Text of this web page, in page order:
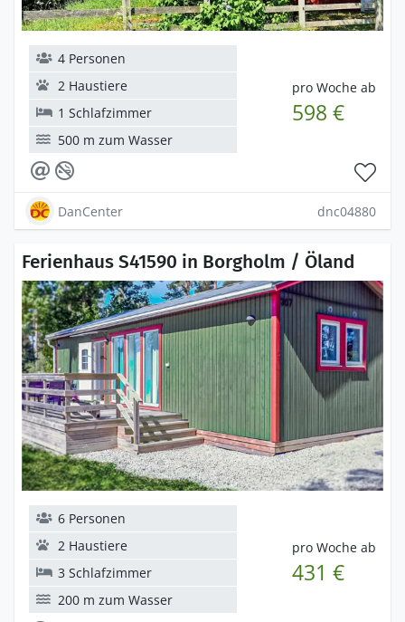
pro Woche ab
598 €
4 Personen
2 Haustiere
1 Schlafzimmer
500 m zum Wasser
DanCenter dnc04880
Ferienhaus S41590 in Borgholm / Öland
pro Woche ab
431 €
6 Personen
2 Haustiere
3 Schlafzimmer
200 m zum Wasser